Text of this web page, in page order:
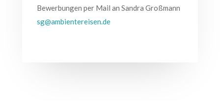
Bewerbungen per Mail an Sandra Großmann
sg@ambientereisen.de